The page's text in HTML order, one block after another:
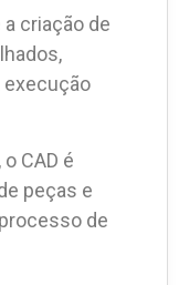
criação de
execução
CAD é
peças e
de